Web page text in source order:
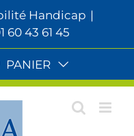
Handicap |
60 43 61 45
PANIER